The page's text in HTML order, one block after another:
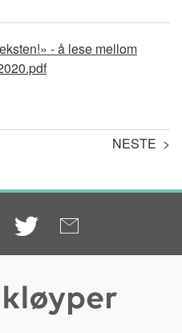
- å lese mellom
NESTE >
Facebook
Twitter